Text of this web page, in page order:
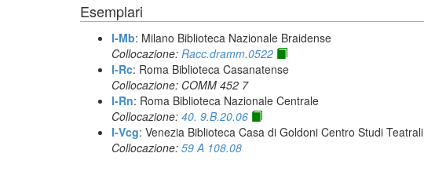
Esemplari
I-Mb: Milano Biblioteca Nazionale Braidense
Collocazione: Racc.dramm.0522
I-Rc: Roma Biblioteca Casanatense
Collocazione: COMM 452 7
I-Rn: Roma Biblioteca Nazionale Centrale
Collocazione: 40. 9.B.20.06
I-Vcg: Venezia Biblioteca Casa di Goldoni Centro Studi Teatrali
Collocazione: 59 A 108.08